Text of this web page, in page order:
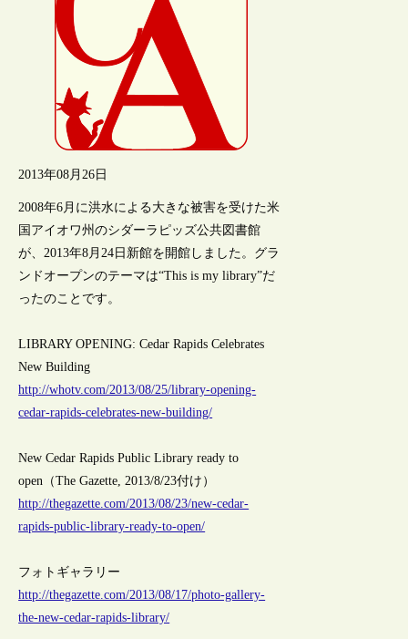
2013年08月26日
2008年6月に洪水による大きな被害を受けた米
国アイオワ州のシダーラピッズ公共図書館
が、2013年8月24日新館を開館しました。グラ
ンドオープンのテーマは“This is my library”だ
ったのことです。
LIBRARY OPENING: Cedar Rapids Celebrates
New Building
http://whotv.com/2013/08/25/library-opening-
cedar-rapids-celebrates-new-building/
New Cedar Rapids Public Library ready to
open（The Gazette, 2013/8/23付け）
http://thegazette.com/2013/08/23/new-cedar-
rapids-public-library-ready-to-open/
フォトギャラリー
http://thegazette.com/2013/08/17/photo-gallery-
the-new-cedar-rapids-library/